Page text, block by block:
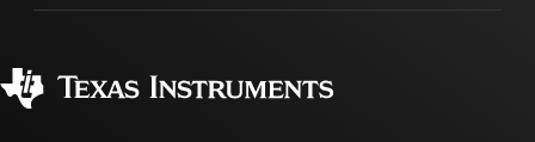
製造
myTI アカウントの FAQ
ご注文に関する FAQ